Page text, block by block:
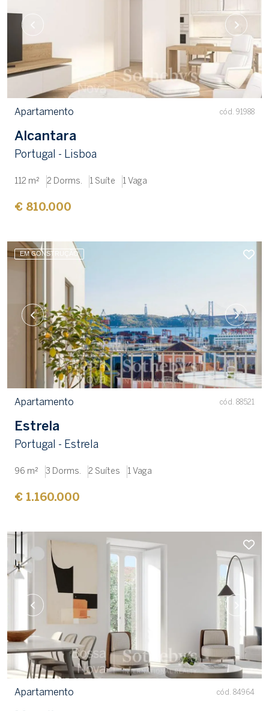
Apartamento cód. 91988
Alcantara
Portugal - Lisboa
112 m² 2 Dorms. 1 Suíte 1 Vaga
€ 810.000
EM CONSTRUÇÃO
Apartamento cód. 88521
Estrela
Portugal - Estrela
96 m² 3 Dorms. 2 Suítes 1 Vaga
€ 1.160.000
Apartamento cód. 84964